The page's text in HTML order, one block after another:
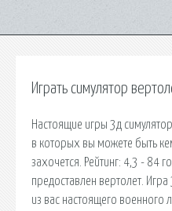
Играть симулятор
Настоящие игры 3д
в которых вы можете быть
захочется. Рейтинг: 4,3 - 84
предоставлен вертолет.
из вас настоящего военного